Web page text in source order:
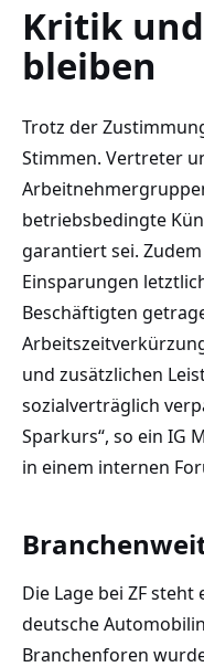
Kritik
bleiben
Trotz der
Stimmen. Vertreter
betriebsbedingte
garantiert sei.
Einsparungen
Beschäftigten
und zusätzlichen
sozialverträglich
Sparkurs“, so ein IG
in einem internen
Die Lage bei ZF
deutsche
Branchenforen